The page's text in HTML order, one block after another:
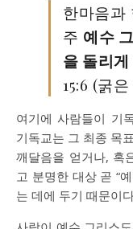
한마음과
주 예수
을 돌리게
15:6 (굵
여기에 사람들이 기독교를 싫어하는 큰 이유가 나타나 있다;
기독교는 그 최종 목
깨달음을 얻거나, 혹
고 분명한 대상 곧 “
는 데에 두기 때문이